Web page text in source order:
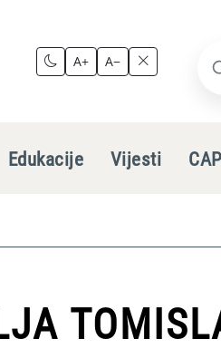
A+ A−
Edukacije Vijesti